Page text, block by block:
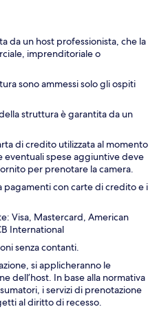
da un host professionista, che la
imprenditoriale o
sono ammessi solo gli ospiti
struttura è garantita da un
di credito utilizzata al momento
eventuali spese aggiuntive deve
per prenotare la camera.
con carte di credito e i
Visa, Mastercard, American
International
senza contanti.
si applicheranno le
dell’host. In base alla normativa
i servizi di prenotazione
al diritto di recesso.